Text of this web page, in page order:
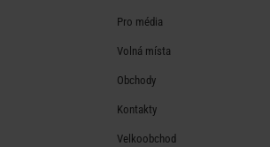
Pro média
Volná místa
Obchody
Kontakty
Velkoobchod